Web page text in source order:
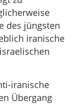
des jüngsten
iranische
iranische
Übergang